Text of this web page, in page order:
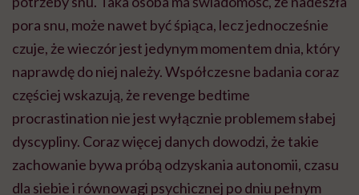
pora snu, może nawet być śpiąca, lecz jednocześnie
czuje, że wieczór jest jedynym momentem dnia, który
naprawdę do niej należy. Współczesne badania coraz
częściej wskazują, że revenge bedtime
procrastination nie jest wyłącznie problemem słabej
dyscypliny. Coraz więcej danych dowodzi, że takie
zachowanie bywa próbą odzyskania autonomii, czasu
dla siebie i równowagi psychicznej po dniu pełnym